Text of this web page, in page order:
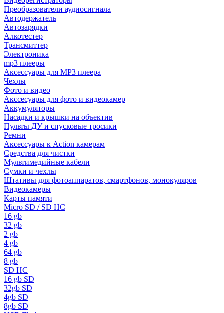
Преобразователи аудиосигнала
Автодержатель
Автозарядки
Алкотестер
Трансмиттер
Электроника
mp3 плееры
Аксессуары для MP3 плеера
Чехлы
Фото и видео
Акссесуары для фото и видеокамер
Аккумуляторы
Насадки и крышки на объектив
Пульты ДУ и спусковые тросики
Ремни
Аксессуары к Action камерам
Средства для чистки
Мультимедийные кабели
Сумки и чехлы
Штативы для фотоаппаратов, смартфонов, монокуляров
Видеокамеры
Карты памяти
Micro SD / SD HC
16 gb
32 gb
2 gb
4 gb
64 gb
8 gb
SD HC
16 gb SD
32gb SD
4gb SD
8gb SD